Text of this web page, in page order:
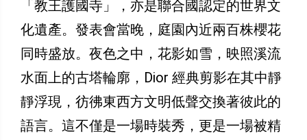
「教王護國寺」，亦是聯合國認定的世界文
化遺產。發表會當晚，庭園內近兩百株櫻花
同時盛放。夜色之中，花影如雪，映照溪流
水面上的古塔輪廓，Dior 經典剪影在其中靜
靜浮現，彷彿東西方文明低聲交換著彼此的
語言。這不僅是一場時裝秀，更是一場被精